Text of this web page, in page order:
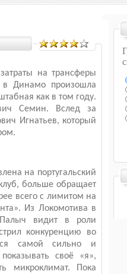
на трансферы
в Динамо произошла
как в том году.
Семин. Вслед за
Игнатьев, который
на португальский
больше обращает
всего с лимитом на
Из Локомотива в
видит в роли
конкуренцию во
самой сильно и
своё «я»,
микроклимат. Пока